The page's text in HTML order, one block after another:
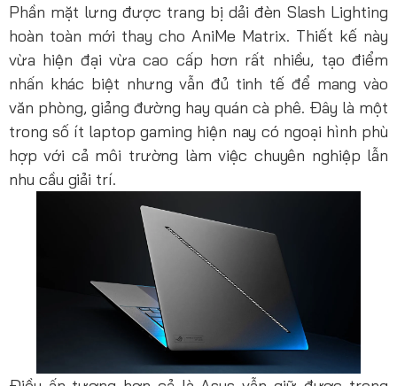
Phần mặt lưng được trang bị dải đèn Slash Lighting
hoàn toàn mới thay cho AniMe Matrix. Thiết kế này
vừa hiện đại vừa cao cấp hơn rất nhiều, tạo điểm
nhấn khác biệt nhưng vẫn đủ tinh tế để mang vào
văn phòng, giảng đường hay quán cà phê. Đây là một
trong số ít laptop gaming hiện nay có ngoại hình phù
hợp với cả môi trường làm việc chuyên nghiệp lẫn
nhu cầu giải trí.